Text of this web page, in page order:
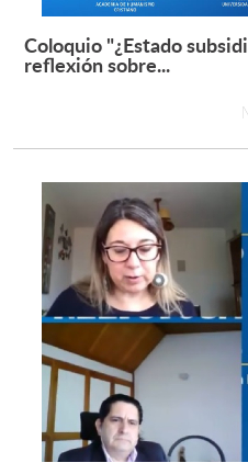
Coloquio "¿Estado
reflexión sobre...